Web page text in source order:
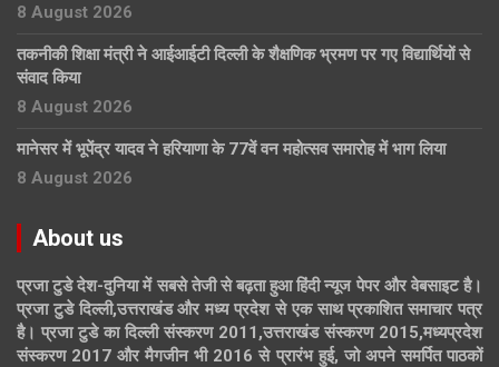
8 August 2026
तकनीकी शिक्षा मंत्री ने आईआईटी दिल्ली के शैक्षणिक भ्रमण पर गए विद्यार्थियों से
संवाद किया
8 August 2026
मानेसर में भूपेंद्र यादव ने हरियाणा के 77वें वन महोत्सव समारोह में भाग लिया
8 August 2026
About us
प्रजा टुडे देश-दुनिया में सबसे तेजी से बढ़ता हुआ हिंदी न्यूज पेपर और वेबसाइट है।
प्रजा टुडे दिल्ली,उत्तराखंड और मध्य प्रदेश से एक साथ प्रकाशित समाचार पत्र
है। प्रजा टुडे का दिल्ली संस्करण 2011,उत्तराखंड संस्करण 2015,मध्यप्रदेश
संस्करण 2017 और मैगजीन भी 2016 से प्रारंभ हुई, जो अपने समर्पित पाठकों